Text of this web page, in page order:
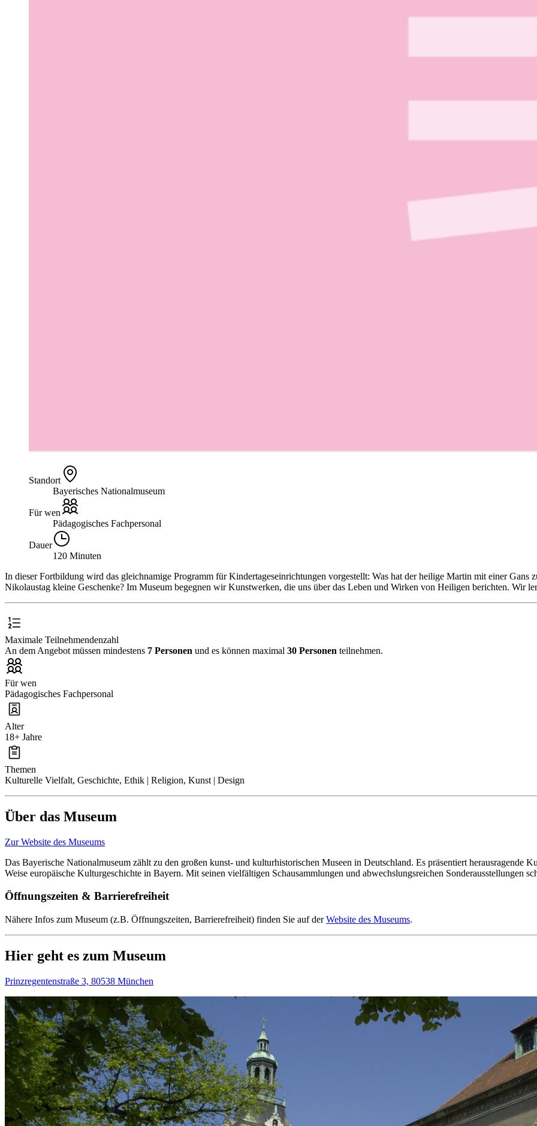
Standort
Bayerisches Nationalmuseum
Für wen
Pädagogisches Fachpersonal
Dauer
120 Minuten
In dieser Fortbildung wird das gleichnamige Programm für Kindertageseinrichtungen vorgestellt: Was hat der heilige Martin mit einer
Nikolaustag kleine Geschenke? Im Museum begegnen wir Kunstwerken, die uns über das Leben und Wirken von Heiligen berichten. Wir
Maximale Teilnehmendenzahl
An dem Angebot müssen mindestens 7 Personen und es können maximal 30 Personen teilnehmen.
Für wen
Pädagogisches Fachpersonal
Alter
18+ Jahre
Themen
Kulturelle Vielfalt, Geschichte, Ethik | Religion, Kunst | Design
Über das Museum
Zur Website des Museums
Das Bayerische Nationalmuseum zählt zu den großen kunst- und kulturhistorischen Museen in Deutschland. Es präsentiert herausragende
Weise europäische Kulturgeschichte in Bayern. Mit seinen vielfältigen Schausammlungen und abwechslungsreichen Sonderausstellungen
Öffnungszeiten & Barrierefreiheit
Nähere Infos zum Museum (z.B. Öffnungszeiten, Barrierefreiheit) finden Sie auf derWebsite des Museums.
Hier geht es zum Museum
Prinzregentenstraße 3, 80538 München